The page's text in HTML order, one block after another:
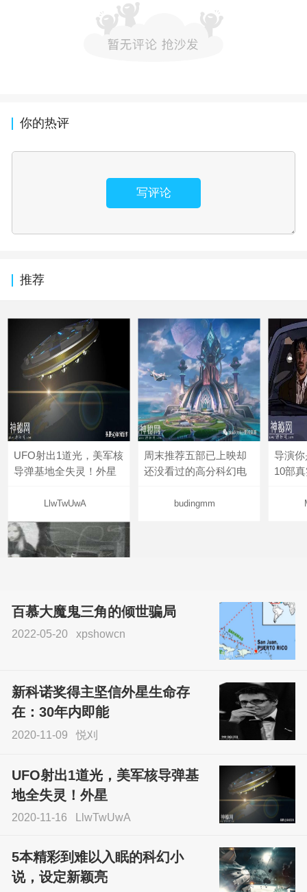
你的热评
写评论
推荐
UFO射出1道光，美军核
导弹基地全失灵！外星
LlwTwUwA
周末推荐五部已上映却
还没看过的高分科幻电
budingmm
导演
10部
sskfn
百慕大魔鬼三角的倾世骗局
2022-05-20 xpshowcn
新科诺奖得主坚信外星生命存
在：30年内即能
2020-11-09 悦刈
UFO射出1道光，美军核导弹基
地全失灵！外星
2020-11-16 LlwTwUwA
5本精彩到难以入眠的科幻小
说，设定新颖亮